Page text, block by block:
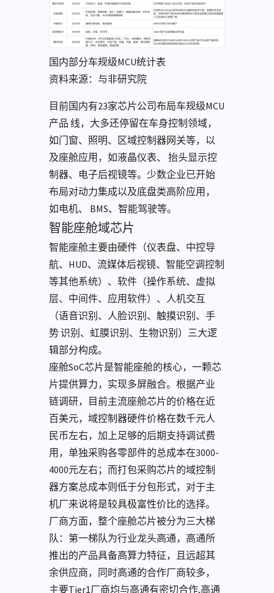
国内部分⻋规级MCU统计表
资料来源：与非研究院
⽬前国内有23家芯⽚公司布局⻋规级MCU
产品 线，⼤多还停留在⻋⾝控制领域，
如⻔窗、照明、区域控制器⽹关等，以
及座舱应⽤，如液晶仪表、 抬头显⽰控
制器、电⼦后视镜等。少数企业已开始
布局对动⼒集成以及底盘类⾼阶应⽤，
如电机、 BMS、智能驾驶等。
智能座舱域芯片
智能座舱主要由硬件（仪表盘、中控导
航、HUD、流媒体后视镜、智能空调控制
等其他系统）、软件（操作系统、虚拟
层、中间件、应⽤软件）、⼈机交互
（语⾳识别、⼈脸识别、触摸识别、⼿
势 识别、虹膜识别、⽣物识别）三⼤逻
辑部分构成。
座舱SoC芯⽚是智能座舱的核⼼，⼀颗芯
⽚提供算⼒，实现多屏融合。根据产业
链调研，⽬前主流座舱芯⽚的价格在近
百美元，域控制器硬件价格在数千元⼈
⺠币左右，加上⾜够的后期⽀持调试费
⽤，单独采购各零部件的总成本在3000-
4000元左右；⽽打包采购芯⽚的域控制
器⽅案总成本则低于分包形式，对于主
机⼚来说将是较具极富性价⽐的选择。
厂商方面，整个座舱芯⽚被分为三⼤梯
队：第⼀梯队为⾏业⻰头⾼通，⾼通所
推出的产品具备⾼算⼒特征，且远超其
余供应商，同时⾼通的合作⼚商较多，
主要Tier1⼚商均与⾼通有密切合作,⾼通